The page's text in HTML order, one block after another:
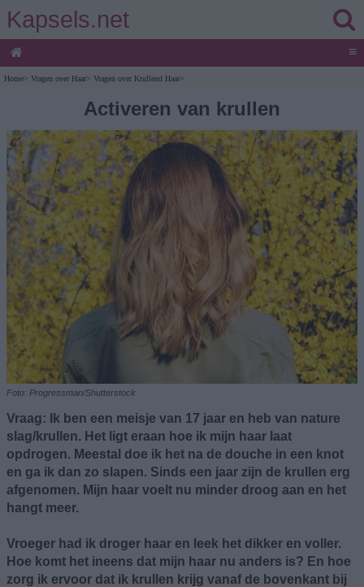
Kapsels.net
≡
Home> Vragen over Haar> Vragen over Krullend Haar>
Activeren van krullen
Foto: Progressman/Shutterstock
Vraag: Ik ben een meisje van 17 jaar en heb van nature
slag/krullen. Het ligt eraan hoe ik mijn haar laat
opdrogen. Meestal doe ik het na de douche in een knot
en ga ik dan zo slapen. Sinds een jaar zijn de krullen erg
afgenomen. Mijn haar voelt nu minder droog aan en het
hangt meer.
Vroeger had ik droger haar en leek het dikker en voller.
Hoe komt het ineens dat mijn haar nu anders is? En hoe
zorg ik ervoor dat ik krullen krijg vanaf de bovenkant bij